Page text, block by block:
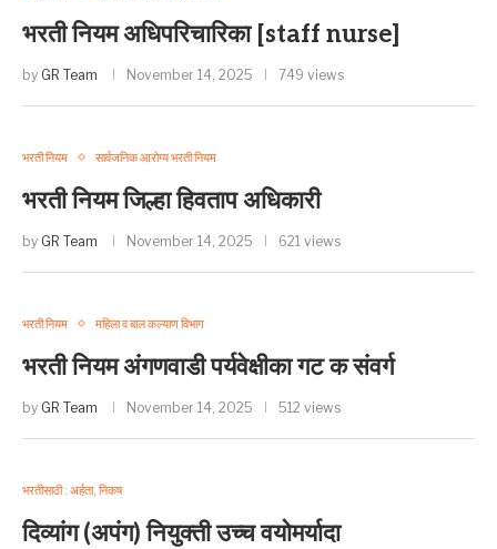
भरती नियम अधिपरिचारिका [staff nurse]
by GR Team November 14, 2025 749 views
भरती नियम सार्वजनिक आरोग्य भरती नियम
भरती नियम जिल्हा हिवताप अधिकारी
by GR Team November 14, 2025 621 views
भरती नियम महिला व बाल कल्याण विभाग
भरती नियम अंगणवाडी पर्यवेक्षीका गट क संवर्ग
by GR Team November 14, 2025 512 views
भरतीसाठी : अर्हता, निकष
दिव्यांग (अपंग) नियुक्ती उच्च वयोमर्यादा